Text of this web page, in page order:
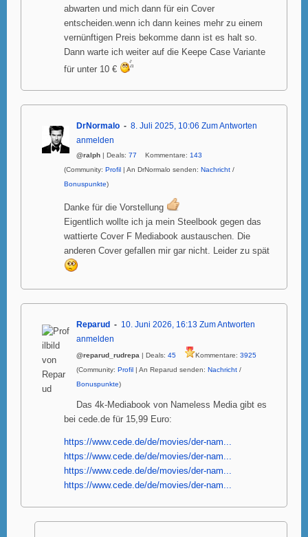
abwarten und mich dann für ein Cover
entscheiden.wenn ich dann keines mehr zu einem
vernünftigen Preis bekomme dann ist es halt so.
Dann warte ich weiter auf die Keepe Case Variante
für unter 10 €
DrNormalo 8. Juli 2025, 10:06 Zum Antworten
anmelden
@ralph | Deals: 77 Kommentare: 143
(Community: Profil | An DrNormalo senden: Nachricht /
Bonuspunkte)
Danke für die Vorstellung
Eigentlich wollte ich ja mein Steelbook gegen das
wattierte Cover F Mediabook austauschen. Die
anderen Cover gefallen mir gar nicht. Leider zu spät
Reparud 10. Juni 2026, 16:13 Zum Antworten
anmelden
@reparud_rudrepa | Deals: 45 Kommentare: 3925
(Community: Profil | An Reparud senden: Nachricht /
Bonuspunkte)
Das 4k-Mediabook von Nameless Media gibt es
bei cede.de für 15,99 Euro:
https://www.cede.de/de/movies/der-nam...
https://www.cede.de/de/movies/der-nam...
https://www.cede.de/de/movies/der-nam...
https://www.cede.de/de/movies/der-nam...